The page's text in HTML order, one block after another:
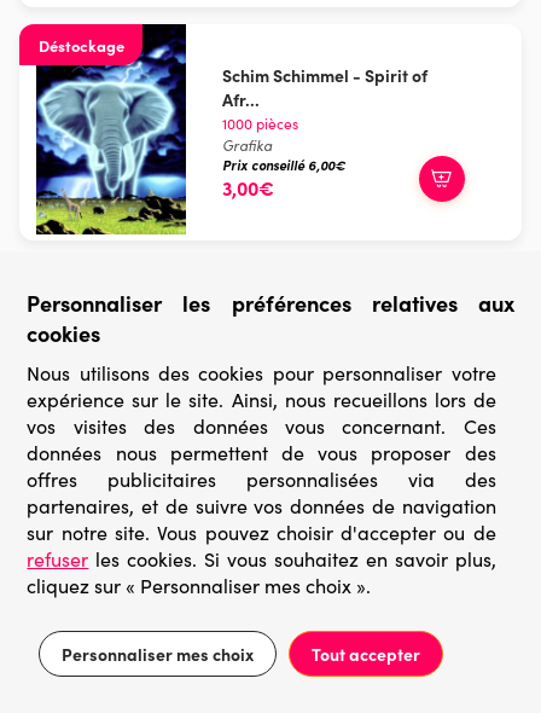
Filtrer Trier
Déstockage
Schim Schimmel - Spirit of
Afr...
1000 pièces
Grafika
Prix conseillé 6,00€
3,00€
Unicorn Dream
Bluebird Puzzle
Prix conseillé 13,95€
6,98€
Déstockage
Eiffel Tower at Sunset, Paris,...
1000 pièces
Bluebird Puzzle
6,98€
Personnaliser les préférences relatives aux
cookies
Nous utilisons des cookies pour personnaliser votre
expérience sur le site. Ainsi, nous recueillons lors de
vos visites des données vous concernant. Ces
données nous permettent de vous proposer des
offres publicitaires personnalisées via des
partenaires, et de suivre vos données de navigation
sur notre site. Vous pouvez choisir d'accepter ou de
refuser les cookies. Si vous souhaitez en savoir plus,
cliquez sur « Personnaliser mes choix ».
Personnaliser mes choix Tout accepter